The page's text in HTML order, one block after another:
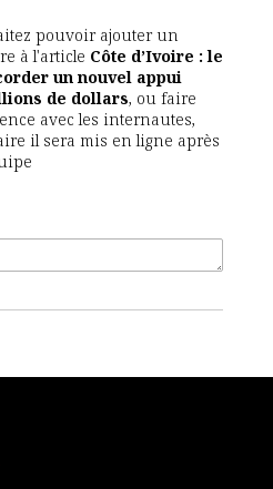
pouvoir ajouter un
à l'article Côte d’Ivoire : le
un nouvel appui
de dollars, ou faire
avec les internautes,
il sera mis en ligne après